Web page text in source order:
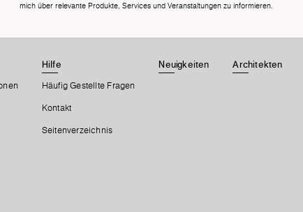
mich über relevante Produkte, Services und Veranstaltungen zu informieren.
Hilfe
Häufig Gestellte Fragen
Kontakt
Seitenverzeichnis
Neuigkeiten Architekten